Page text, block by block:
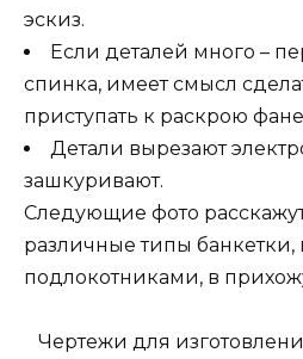
эскиз.
Если деталей много –
спинка, имеет смысл
приступать к раскрою
Детали вырезают
зашкуривают.
Следующие фото
различные типы банкетки,
подлокотниками, в
Чертежи для